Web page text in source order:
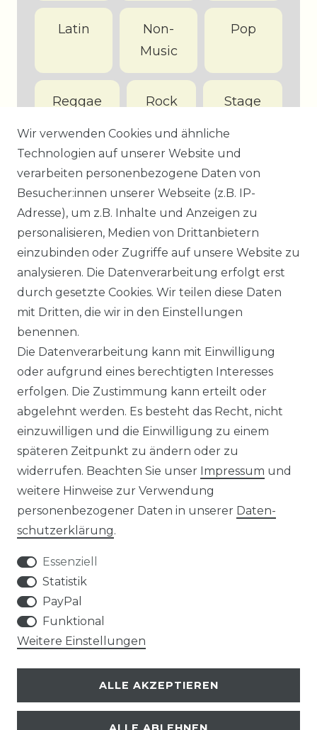
Latin
Non-
Music
Pop
Reggae Rock
Stage
Screen
Datenstand: 6.8.2026
Impressum Daten­schutz­erklärung
AGB Widerrufs­recht
Kontakt
SERVICE
VERSANDKOSTEN
Wir verwenden Cookies und ähnliche
Technologien auf unserer Website und
verarbeiten personenbezogene Daten von
Besucher:innen unserer Webseite (z.B. IP-
Adresse), um z.B. Inhalte und Anzeigen zu
personalisieren, Medien von Drittanbietern
einzubinden oder Zugriffe auf unsere Website zu
analysieren. Die Datenverarbeitung erfolgt erst
durch gesetzte Cookies. Wir teilen diese Daten
mit Dritten, die wir in den Einstellungen
benennen.
Die Datenverarbeitung kann mit Einwilligung
oder aufgrund eines berechtigten Interesses
erfolgen. Die Zustimmung kann erteilt oder
abgelehnt werden. Es besteht das Recht, nicht
einzuwilligen und die Einwilligung zu einem
späteren Zeitpunkt zu ändern oder zu
widerrufen. Beachten Sie unser Impressum und
weitere Hinweise zur Verwendung
personenbezogener Daten in unserer Daten­
schutz­erklärung.
Essenziell
Statistik
PayPal
Funktional
Weitere Einstellungen
ALLE AKZEPTIEREN